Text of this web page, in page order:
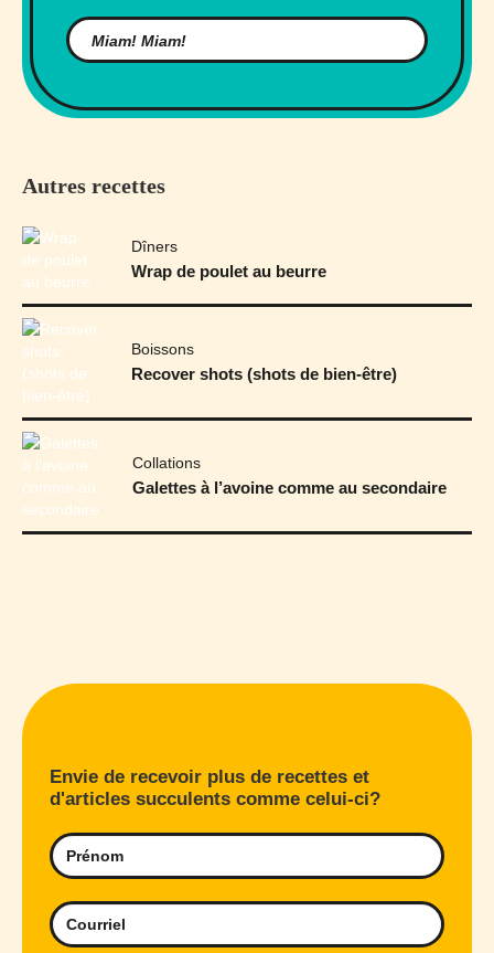
Autres recettes
Dîners
Wrap de poulet au beurre
Boissons
Recover shots (shots de bien-être)
Collations
Galettes à l’avoine comme au secondaire
Envie de recevoir plus de recettes et
d'articles succulents comme celui-ci?